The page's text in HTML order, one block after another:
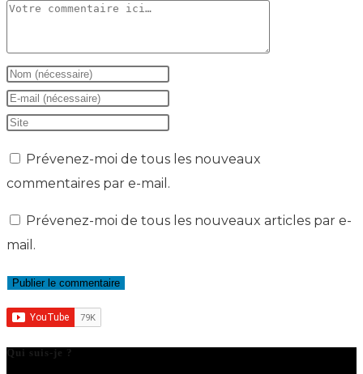
Comment
Enter
your
name
comment
Enter
your
comment
Saisir
site
(facultatif)
Prévenez-moi de tous les nouveaux
commentaires par e-mail.
Prévenez-moi de tous les nouveaux articles par e-
mail.
Qui suis-je ?